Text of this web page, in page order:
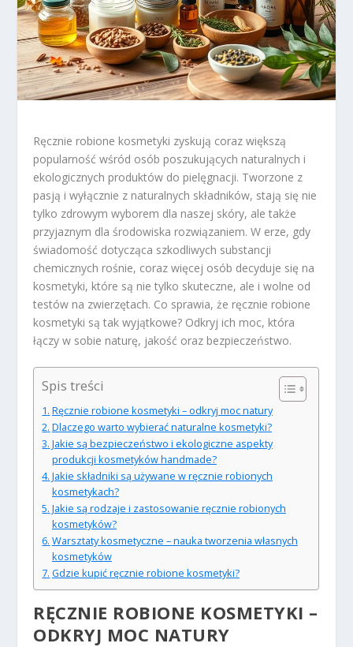
Ręcznie robione kosmetyki zyskują coraz większą
popularność wśród osób poszukujących naturalnych i
ekologicznych produktów do pielęgnacji. Tworzone z
pasją i wyłącznie z naturalnych składników, stają się nie
tylko zdrowym wyborem dla naszej skóry, ale także
przyjaznym dla środowiska rozwiązaniem. W erze, gdy
świadomość dotycząca szkodliwych substancji
chemicznych rośnie, coraz więcej osób decyduje się na
kosmetyki, które są nie tylko skuteczne, ale i wolne od
testów na zwierzętach. Co sprawia, że ręcznie robione
kosmetyki są tak wyjątkowe? Odkryj ich moc, która
łączy w sobie naturę, jakość oraz bezpieczeństwo.
Spis treści
Ręcznie robione kosmetyki – odkryj moc natury
Dlaczego warto wybierać naturalne kosmetyki?
Jakie są bezpieczeństwo i ekologiczne aspekty
produkcji kosmetyków handmade?
Jakie składniki są używane w ręcznie robionych
kosmetykach?
Jakie są rodzaje i zastosowanie ręcznie robionych
kosmetyków?
Warsztaty kosmetyczne – nauka tworzenia własnych
kosmetyków
Gdzie kupić ręcznie robione kosmetyki?
RĘCZNIE ROBIONE KOSMETYKI –
ODKRYJ MOC NATURY